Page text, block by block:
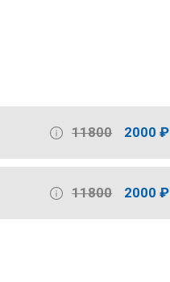
11800 2000 ₽
11800 2000 ₽